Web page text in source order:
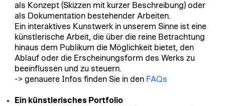
als Konzept (Skizzen mit kurzer Beschreibung) oder
als Dokumentation bestehender Arbeiten.
Ein interaktives Kunstwerk in unserem Sinne ist eine
künstlerische Arbeit, die über die reine Betrachtung
hinaus dem Publikum die Möglichkeit bietet, den
Ablauf oder die Erscheinungsform des Werks zu
beeinflussen und zu steuern.
-> genauere Infos finden Sie in den FAQs
Ein künstlerisches Portfolio